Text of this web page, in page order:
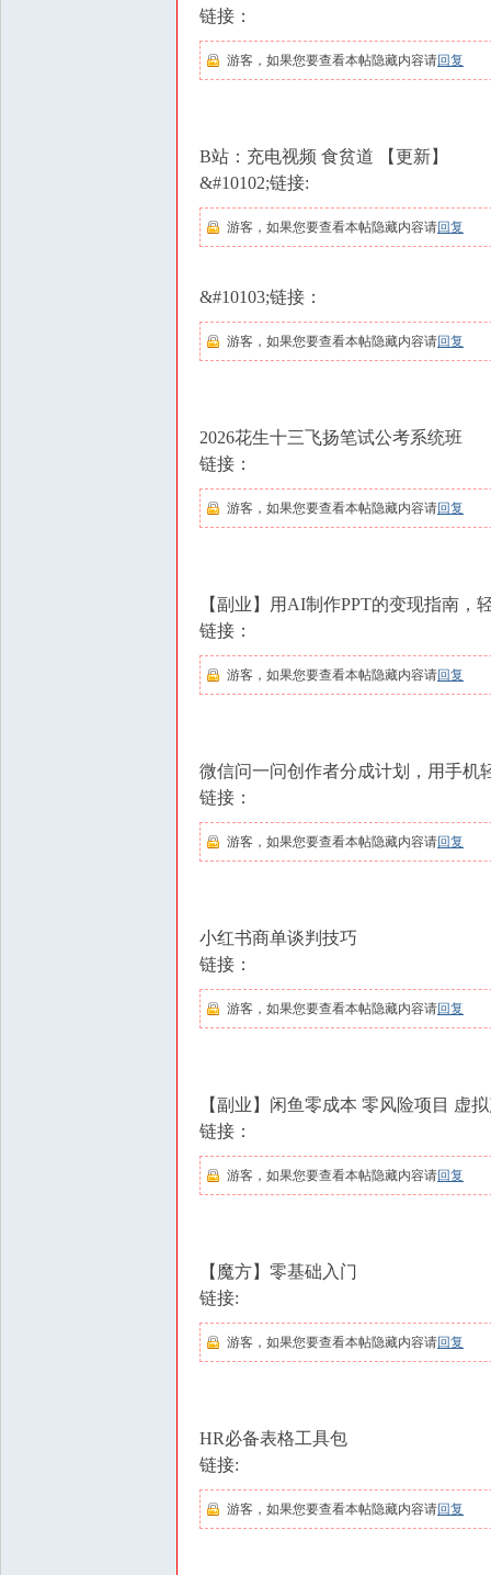
链接：
游客，如果您要查看本帖隐藏内容请回复
B站：充电视频 食贫道 【更新】
&#10102;链接:
游客，如果您要查看本帖隐藏内容请回复
&#10103;链接：
游客，如果您要查看本帖隐藏内容请回复
2026花生十三飞扬笔试公考系统班
链接：
游客，如果您要查看本帖隐藏内容请回复
【副业】用AI制作PPT的变现指南，
链接：
游客，如果您要查看本帖隐藏内容请回复
微信问一问创作者分成计划，用手机
链接：
游客，如果您要查看本帖隐藏内容请回复
小红书商单谈判技巧
链接：
游客，如果您要查看本帖隐藏内容请回复
【副业】闲鱼零成本 零风险项目 虚
链接：
游客，如果您要查看本帖隐藏内容请回复
【魔方】零基础入门
链接:
游客，如果您要查看本帖隐藏内容请回复
HR必备表格工具包
链接:
游客，如果您要查看本帖隐藏内容请回复